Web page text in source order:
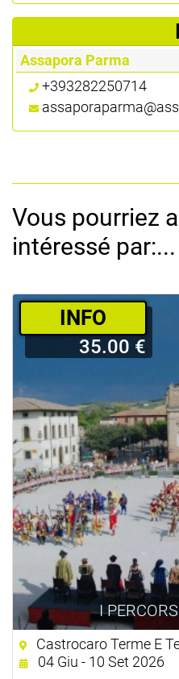
Assapora Parma
+393282250714
Vous pourriez
intéressé par:...
I
­INFO
35.00 €
Castrocaro Terme E
04 Giu - 10 Set 2026